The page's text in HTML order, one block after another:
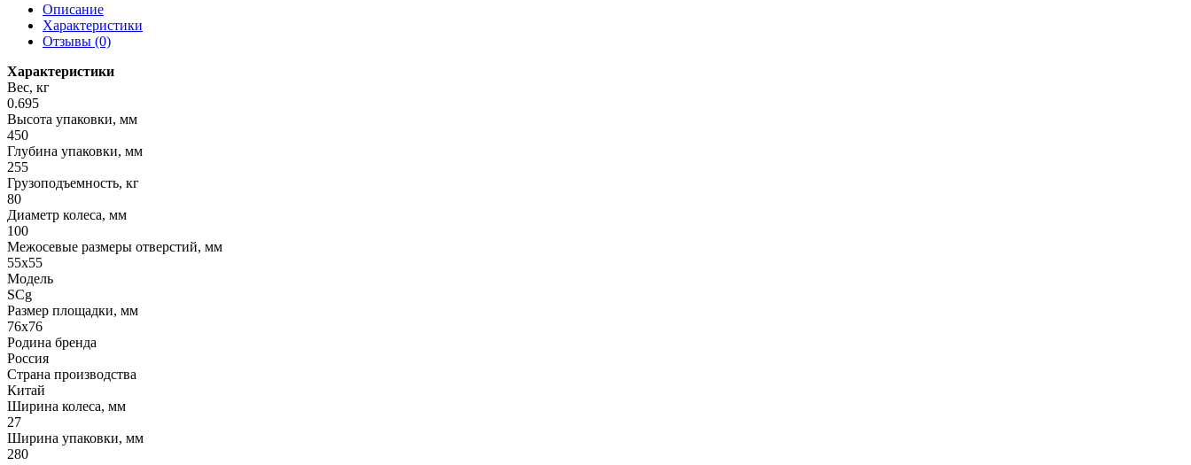
Описание
Характеристики
Отзывы (0)
Характеристики
Вес, кг
0.695
Высота упаковки, мм
450
Глубина упаковки, мм
255
Грузоподъемность, кг
80
Диаметр колеса, мм
100
Межосевые размеры отверстий, мм
55х55
Модель
SCg
Размер площадки, мм
76х76
Родина бренда
Россия
Страна производства
Китай
Ширина колеса, мм
27
Ширина упаковки, мм
280